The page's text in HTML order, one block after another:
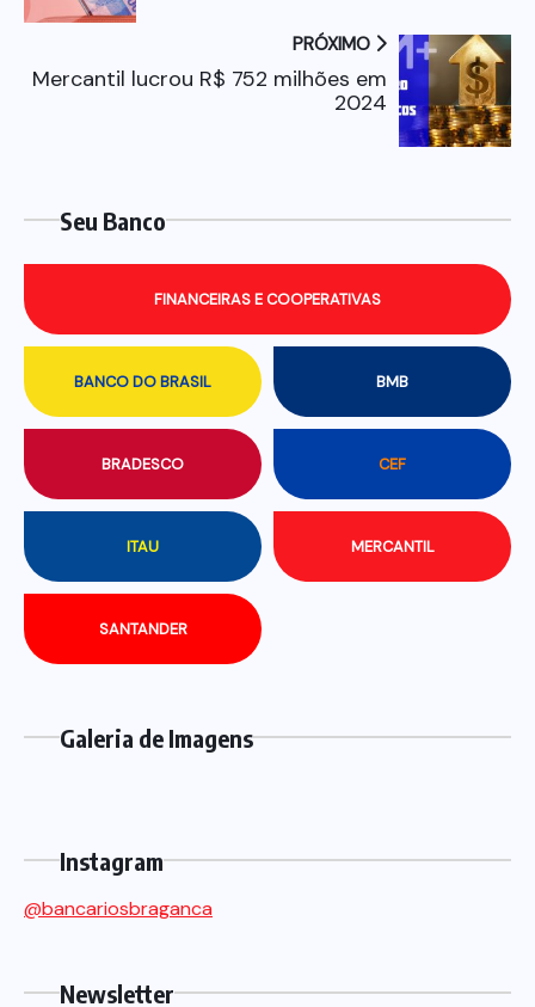
PRÓXIMO
Mercantil lucrou R$ 752 milhões em
2024
Seu Banco
BANCO DO BRASIL BMB
BRADESCO CEF
FINANCEIRAS E COOPERATIVAS
ITAU MERCANTIL
SANTANDER
Galeria de Imagens
Instagram
@bancariosbraganca
Newsletter